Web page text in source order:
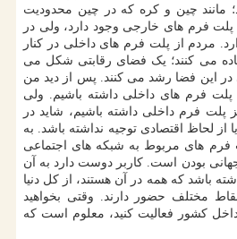
مانند چین و کره که در چین محدودیت
فرم های خارجی وجود دارد، ولی در
مردم از پلت فرم های داخلی در کنار
می کنند؛ یک فضای رقابتی شکل می
در این فضا رشد می کنند. پس از دید من
پلت فرم های داخلی داشته باشیم. ولی
پلت فرم داخلی داشته باشیم، شاید در
از لحاظ اقتصادی توجیه نداشته باشد. به
های مربوط به شبکه های اجتماعی
بودن است. کاربر دوست دارد به آن
باشد که همه در آن هستند، از کل دنیا
مختلف حضور دارند. وقتی بخواهید
کشور فعالیت کنید، معلوم است که